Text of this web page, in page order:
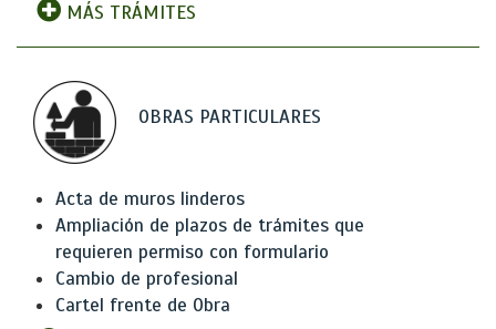
MÁS TRÁMITES
OBRAS PARTICULARES
Acta de muros linderos
Ampliación de plazos de trámites que
requieren permiso con formulario
Cambio de profesional
Cartel frente de Obra